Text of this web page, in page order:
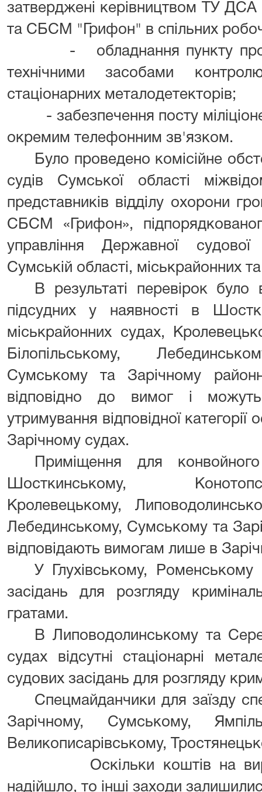
затверджені керівництвом ТУ ДСА
та СБСМ "Грифон" в спільних
- обладнання пункту
технічними засобами
стаціонарних металодетекторів;
- забезпечення посту
окремим телефонним зв'язком.
Було проведено комісійне
судів Сумської області
представників відділу охорони
СБСМ «Грифон»,
управління Державної судової
Сумській області, міськрайонних
В результаті перевірок
підсудних у наявності в
міськрайонних судах,
Білопільському,
Сумському та Зарічному
відповідно до вимог і
утримування відповідної
Зарічному судах.
Приміщення для
Шосткинському,
Кролевецькому,
Лебединському, Сумському та
відповідають вимогам лише в
У Глухівському, Роменському
засідань для розгляду
гратами.
В Липоводолинському та
судах відсутні стаціонарні
судових засідань для розгляду
Спецмайданчики для заїзду
Зарічному, Сумському,
Великописарівському,
Оскільки коштів на
надійшло, то інші заходи